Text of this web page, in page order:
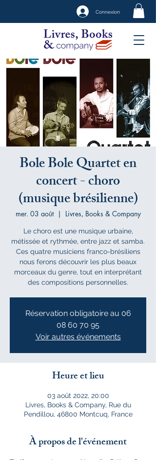
Connexion
Bole Bole Quartet en
concert - choro
(musique brésilienne)
mer. 03 août
  |
Livres, Books & Company
Le choro est une musique urbaine,
métissée et rythmée, entre jazz et samba.
Ces quatre musiciens franco-brésiliens
nous ferons découvrir les plus beaux
morceaux du genre, tout en interprétant
des compositions personnelles.
Réservation obligatoire au 06
08 60 70 95
Voir autres événements
Heure et lieu
03 août 2022, 20:00
Livres, Books & Company, Rue du
Pendillou, 46800 Montcuq, France
À propos de l'événement